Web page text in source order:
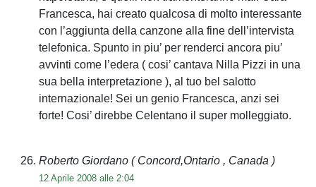
Francesca, hai creato qualcosa di molto interessante
con l’aggiunta della canzone alla fine dell’intervista
telefonica. Spunto in piu’ per renderci ancora piu’
avvinti come l’edera ( cosi’ cantava Nilla Pizzi in una
sua bella interpretazione ), al tuo bel salotto
internazionale! Sei un genio Francesca, anzi sei
forte! Cosi’ direbbe Celentano il super molleggiato.
Roberto Giordano ( Concord,Ontario , Canada )
12 Aprile 2008 alle 2:04